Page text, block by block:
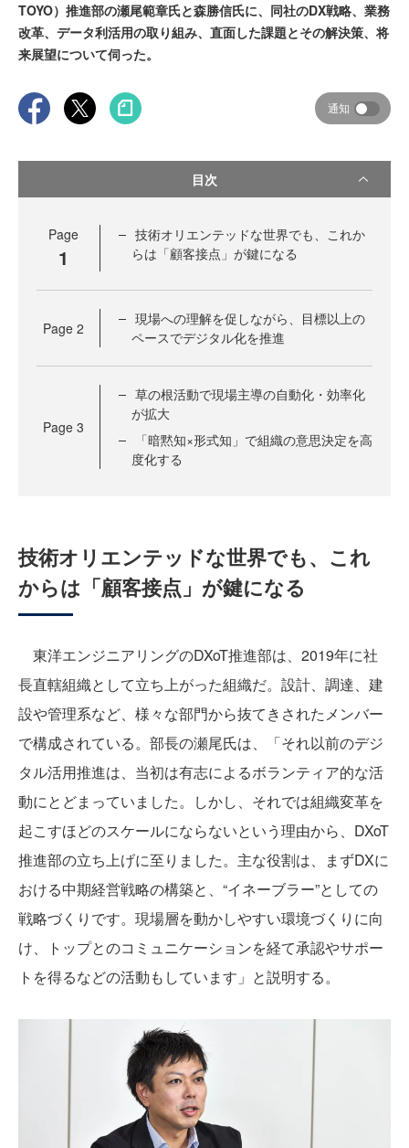
TOYO）推進部の瀬尾範章氏と森勝信氏に、同社のDX戦略、業務
改革、データ利活用の取り組み、直面した課題とその解決策、将
来展望について伺った。
通知
目次
Page
1
技術オリエンテッドな世界でも、これか
らは「顧客接点」が鍵になる
Page 2
現場への理解を促しながら、目標以上の
ペースでデジタル化を推進
Page 3
草の根活動で現場主導の自動化・効率化
が拡大
「暗黙知×形式知」で組織の意思決定を高
度化する
技術オリエンテッドな世界でも、これ
からは「顧客接点」が鍵になる
東洋エンジニアリングのDXoT推進部は、2019年に社
長直轄組織として立ち上がった組織だ。設計、調達、建
設や管理系など、様々な部門から抜てきされたメンバー
で構成されている。部長の瀬尾氏は、「それ以前のデジ
タル活用推進は、当初は有志によるボランティア的な活
動にとどまっていました。しかし、それでは組織変革を
起こすほどのスケールにならないという理由から、DXoT
推進部の立ち上げに至りました。主な役割は、まずDXに
おける中期経営戦略の構築と、“イネーブラー”としての
戦略づくりです。現場層を動かしやすい環境づくりに向
け、トップとのコミュニケーションを経て承認やサポー
トを得るなどの活動もしています」と説明する。